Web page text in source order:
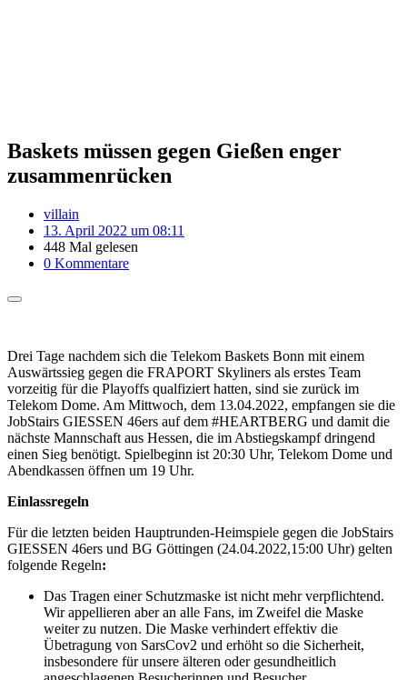
Baskets müssen gegen Gießen enger
zusammenrücken
villain
13. April 2022 um 08:11
448 Mal gelesen
0 Kommentare
Drei Tage nachdem sich die Telekom Baskets Bonn mit einem
Auswärtssieg gegen die FRAPORT Skyliners als erstes Team
vorzeitig für die Playoffs qualfiziert hatten, sind sie zurück im
Telekom Dome. Am Mittwoch, dem 13.04.2022, empfangen sie die
JobStairs GIESSEN 46ers auf dem #HEARTBERG und damit die
nächste Mannschaft aus Hessen, die im Abstiegskampf dringend
einen Sieg benötigt. Spielbeginn ist 20:30 Uhr, Telekom Dome und
Abendkassen öffnen um 19 Uhr.
Einlassregeln
Für die letzten beiden Hauptrunden-Heimspiele gegen die JobStairs
GIESSEN 46ers und BG Göttingen (24.04.2022,15:00 Uhr) gelten
folgende Regeln:
Das Tragen einer Schutzmaske ist nicht mehr verpflichtend.
Wir appellieren aber an alle Fans, im Zweifel die Maske
weiter zu nutzen. Die Maske verhindert effektiv die
Übetragung von SarsCov2 und erhöht so die Sicherheit,
insbesondere für unsere älteren oder gesundheitlich